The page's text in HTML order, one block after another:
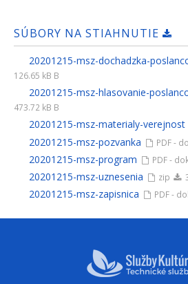
SÚBORY NA STIAHNUTIE
20201215-msz-dochadzka-
126.65 kB B
20201215-msz-hlasovanie-
473.72 kB B
20201215-msz-materialy-verejnost
20201215-msz-pozvanka PDF -
20201215-msz-program PDF -
20201215-msz-uznesenia zip
20201215-msz-zapisnica PDF -